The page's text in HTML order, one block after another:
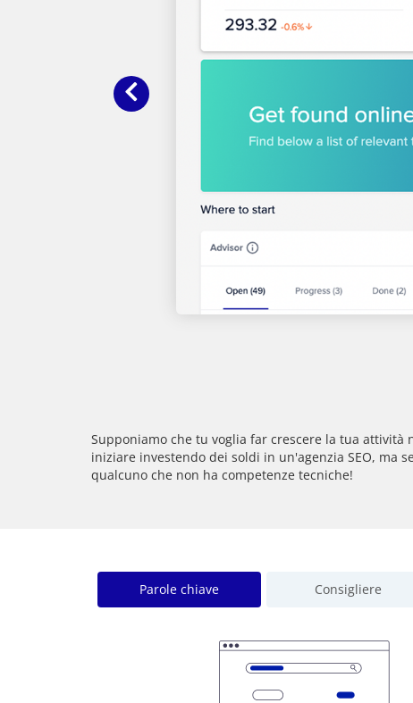
Precedente
Supponiamo che tu voglia far crescere la tua attività
iniziare investendo dei soldi in un'agenzia SEO, ma
qualcuno che non ha competenze tecniche!
Parole chiave Consigliere